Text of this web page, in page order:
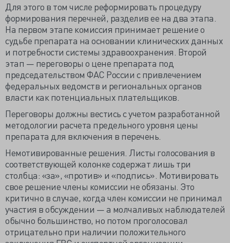
Для этого в том числе реформировать процедуру
формирования перечней, разделив ее на два этапа.
На первом этапе комиссия принимает решение о
судьбе препарата на основании клинических данных
и потребности системы здравоохранения. Второй
этап — переговоры о цене препарата под
председательством ФАС России с привлечением
федеральных ведомств и региональных органов
власти как потенциальных плательщиков.
Переговоры должны вестись с учетом разработанной
методологии расчета предельного уровня цены
препарата для включения в перечень.
Немотивированные решения. Листы голосования в
соответствующей колонке содержат лишь три
столбца: «за», «против» и «подпись». Мотивировать
свое решение члены комиссии не обязаны. Это
критично в случае, когда член комиссии не принимал
участия в обсуждении — а молчаливых наблюдателей
обычно большинство, но потом проголосовал
отрицательно при наличии положительного